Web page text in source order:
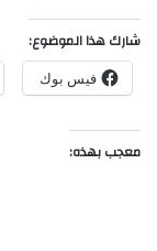
شارك هذا الموضوع:
فيس بوك
معجب بهذه: